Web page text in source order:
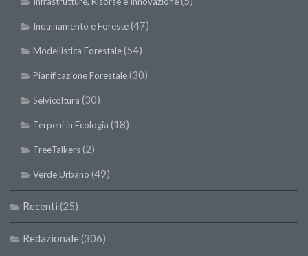
Inquinamento e Foreste(47)
Modellistica Forestale(54)
Pianificazione Forestale(30)
Selvicoltura (30)
Terpeni in Ecologia (18)
TreeTalkers(2)
Verde Urbano (49)
Recenti (25)
Redazionale (306)